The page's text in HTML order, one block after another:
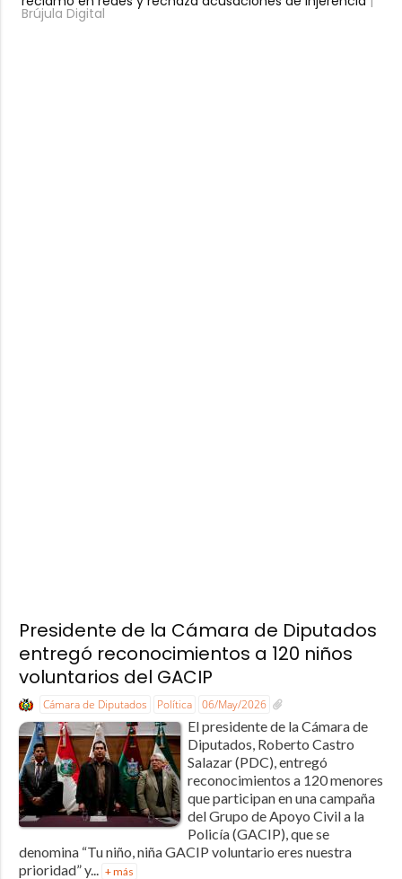
Brújula Digital
Presidente de la Cámara de Diputados
entregó reconocimientos a 120 niños
voluntarios del GACIP
Cámara de Diputados Política 06/May/2026
El presidente de la Cámara de
Diputados, Roberto Castro
Salazar (PDC), entregó
reconocimientos a 120 menores
que participan en una campaña
del Grupo de Apoyo Civil a la
Policía (GACIP), que se
denomina “Tu niño, niña GACIP voluntario eres nuestra
prioridad” y...
+ más